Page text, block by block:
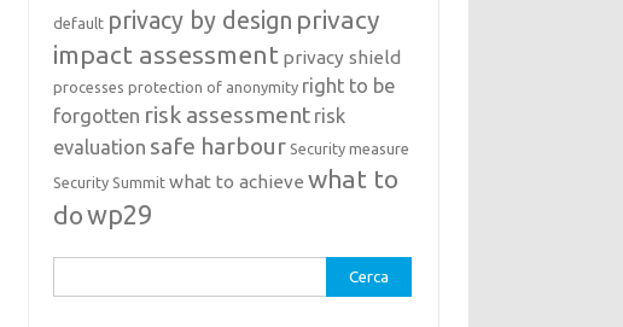
default privacy by design privacy
impact assessment privacy shield
processes protection of anonymity right to be
forgotten risk assessment risk
evaluation safe harbour Security measure
Security Summit what to achieve what to
dowp29
per: